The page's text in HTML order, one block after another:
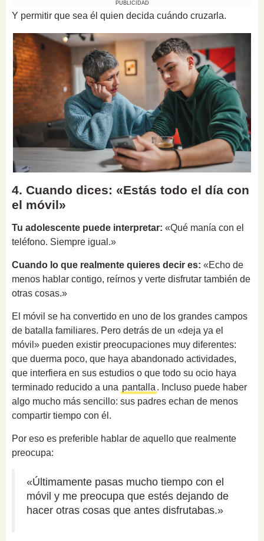
PUBLICIDAD
Y permitir que sea él quien decida cuándo cruzarla.
4. Cuando dices: «Estás todo el día con
el móvil»
Tu adolescente puede interpretar: «Qué manía con el
teléfono. Siempre igual.»
Cuando lo que realmente quieres decir es: «Echo de
menos hablar contigo, reírnos y verte disfrutar también de
otras cosas.»
El móvil se ha convertido en uno de los grandes campos
de batalla familiares. Pero detrás de un «deja ya el
móvil» pueden existir preocupaciones muy diferentes:
que duerma poco, que haya abandonado actividades,
que interfiera en sus estudios o que todo su ocio haya
terminado reducido a una pantalla . Incluso puede haber
algo mucho más sencillo: sus padres echan de menos
compartir tiempo con él.
Por eso es preferible hablar de aquello que realmente
preocupa:
«Últimamente pasas mucho tiempo con el
móvil y me preocupa que estés dejando de
hacer otras cosas que antes disfrutabas.»